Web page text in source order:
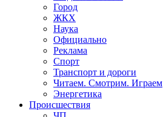
Город
ЖКХ
Наука
Официально
Реклама
Спорт
Транспорт и дороги
Читаем. Смотрим. Играем
Энергетика
Происшествия